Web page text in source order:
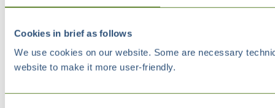
Cookies in brief as follows
We use cookies on our website. Some are necessary
website to make it more user-friendly.